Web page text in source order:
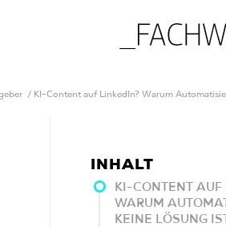
/ KI-Content auf LinkedIn? Warum
INHALT
KI-CONTENT AUF
WARUM
KEINE LÖSUNG